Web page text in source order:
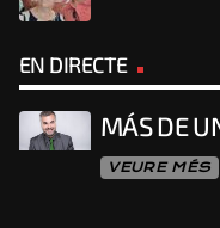
EN DIRECTE
MÁS DE
VEURE MÉS